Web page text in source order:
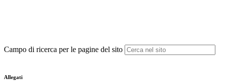
Campo di ricerca per le pagine del sito
Allegati